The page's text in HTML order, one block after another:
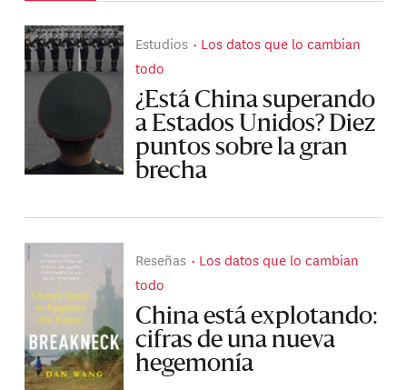
Estudios
Los datos que lo cambian
todo
¿Está China superando
a Estados Unidos? Diez
puntos sobre la gran
brecha
Reseñas
Los datos que lo cambian
todo
China está explotando:
cifras de una nueva
hegemonía